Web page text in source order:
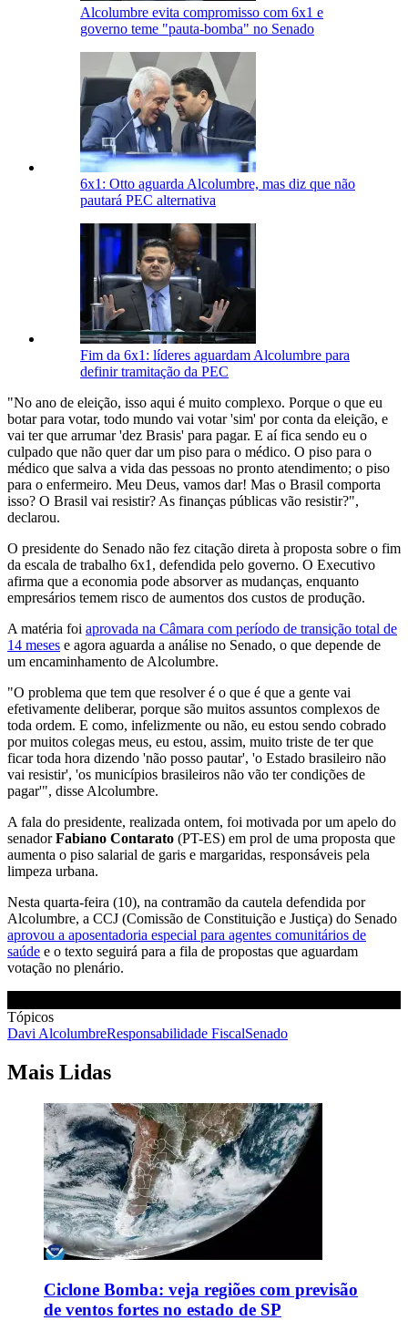
Alcolumbre evita compromisso com 6x1 e
governo teme "pauta-bomba" no Senado
6x1: Otto aguarda Alcolumbre, mas diz que não
pautará PEC alternativa
Fim da 6x1: líderes aguardam Alcolumbre para
definir tramitação da PEC
"No ano de eleição, isso aqui é muito complexo. Porque o que eu
botar para votar, todo mundo vai votar 'sim' por conta da eleição, e
vai ter que arrumar 'dez Brasis' para pagar. E aí fica sendo eu o
culpado que não quer dar um piso para o médico. O piso para o
médico que salva a vida das pessoas no pronto atendimento; o piso
para o enfermeiro. Meu Deus, vamos dar! Mas o Brasil comporta
isso? O Brasil vai resistir? As finanças públicas vão resistir?",
declarou.
O presidente do Senado não fez citação direta à proposta sobre o fim
da escala de trabalho 6x1, defendida pelo governo. O Executivo
afirma que a economia pode absorver as mudanças, enquanto
empresários temem risco de aumentos dos custos de produção.
A matéria foi aprovada na Câmara com período de transição total de
14 meses e agora aguarda a análise no Senado, o que depende de
um encaminhamento de Alcolumbre.
"O problema que tem que resolver é o que é que a gente vai
efetivamente deliberar, porque são muitos assuntos complexos de
toda ordem. E como, infelizmente ou não, eu estou sendo cobrado
por muitos colegas meus, eu estou, assim, muito triste de ter que
ficar toda hora dizendo 'não posso pautar', 'o Estado brasileiro não
vai resistir', 'os municípios brasileiros não vão ter condições de
pagar'", disse Alcolumbre.
A fala do presidente, realizada ontem, foi motivada por um apelo do
senadorFabiano Contarato (PT-ES) em prol de uma proposta que
aumenta o piso salarial de garis e margaridas, responsáveis pela
limpeza urbana.
Nesta quarta-feira (10), na contramão da cautela defendida por
Alcolumbre, a CCJ (Comissão de Constituição e Justiça) do Senado
aprovou a aposentadoria especial para agentes comunitários de
saúde e o texto seguirá para a fila de propostas que aguardam
votação no plenário.
Tópicos
Davi AlcolumbreResponsabilidade FiscalSenado
Mais Lidas
Ciclone Bomba: veja regiões com previsão
de ventos fortes no estado de SP